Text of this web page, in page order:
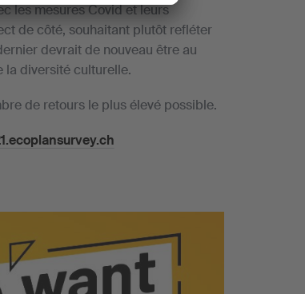
les mesures Covid et leurs
de côté, souhaitant plutôt refléter
devrait de nouveau être au
la diversité culturelle.
de retours le plus élevé possible.